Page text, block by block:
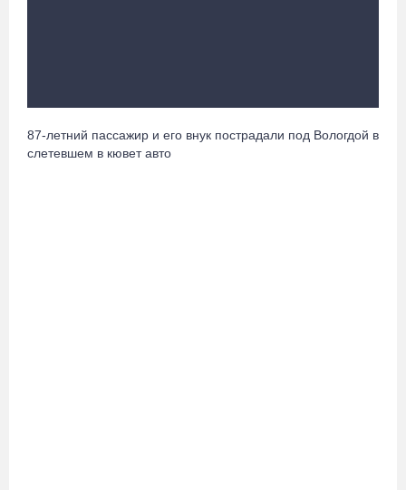
87-летний пассажир и его внук пострадали под Вологдой в
слетевшем в кювет авто